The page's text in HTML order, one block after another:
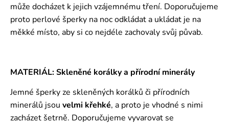
může docházet k jejich vzájemnému tření. Doporučujeme
proto perlové šperky na noc odkládat a ukládat je na
měkké místo, aby si co nejdéle zachovaly svůj půvab.
MATERIÁL: Skleněné korálky a přírodní minerály
Jemné šperky ze skleněných korálků či přírodních
minerálů jsou velmi křehké, a proto je vhodné s nimi
zacházet šetrně. Doporučujeme vyvarovat se